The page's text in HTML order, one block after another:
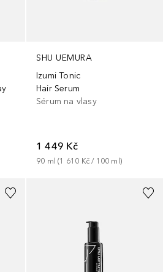
SHU UEMURA
Izumi Tonic
Hair Serum
Sérum na vlasy
1 449 Kč
90 ml (1 610 Kč / 100 ml )